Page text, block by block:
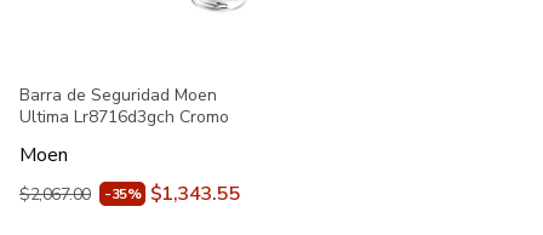
Barra de Seguridad Moen
Ultima Lr8716d3gch Cromo
Moen
$2,067.00 -35% $1,343.55